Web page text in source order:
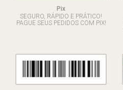
Pix
SEGURO, RÁPIDO E PRÁTICO!
PAGUE SEUS PEDIDOS COM PIX!